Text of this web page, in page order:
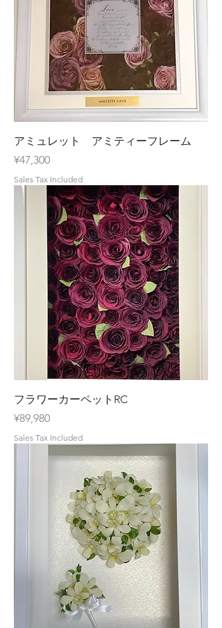
アミュレット アミティーフレーム
Price
¥47,300
Sales Tax Included
フラワーカーペットRC
Price
¥89,980
Sales Tax Included